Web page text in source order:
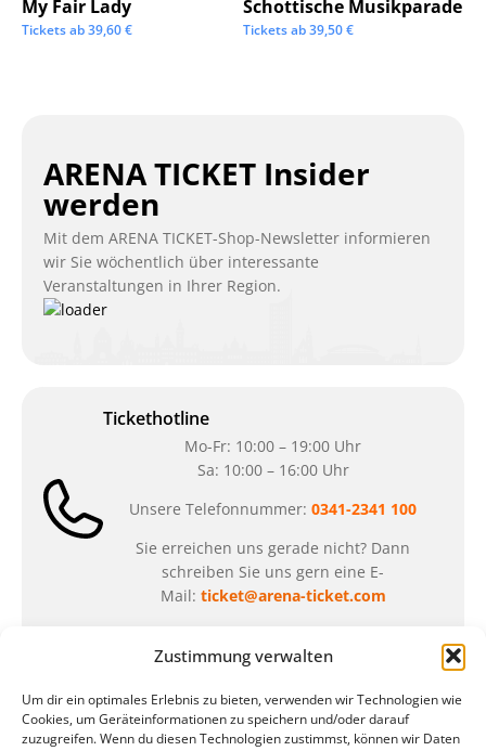
Zustimmung verwalten
Um dir ein optimales Erlebnis zu bieten, verwenden wir Technologien wie
Cookies, um Geräteinformationen zu speichern und/oder darauf
zuzugreifen. Wenn du diesen Technologien zustimmst, können wir Daten
My Fair Lady
Tickets ab39,60€
Schottische Musikparade
Tickets ab39,50€
ARENA TICKET Insider
werden
Mit dem ARENA TICKET-Shop-Newsletter informieren
wir Sie wöchentlich über interessante
Veranstaltungen in Ihrer Region.
Tickethotline
Mo-Fr: 10:00 – 19:00 Uhr
Sa: 10:00 – 16:00 Uhr
Unsere Telefonnummer: 0341-2341 100
Sie erreichen uns gerade nicht? Dann
schreiben Sie uns gern eine E-
Mail: ticket@arena-ticket.com
Kassenöffnungszeiten
in der Zeit vom 06.07. – 07.08.2026